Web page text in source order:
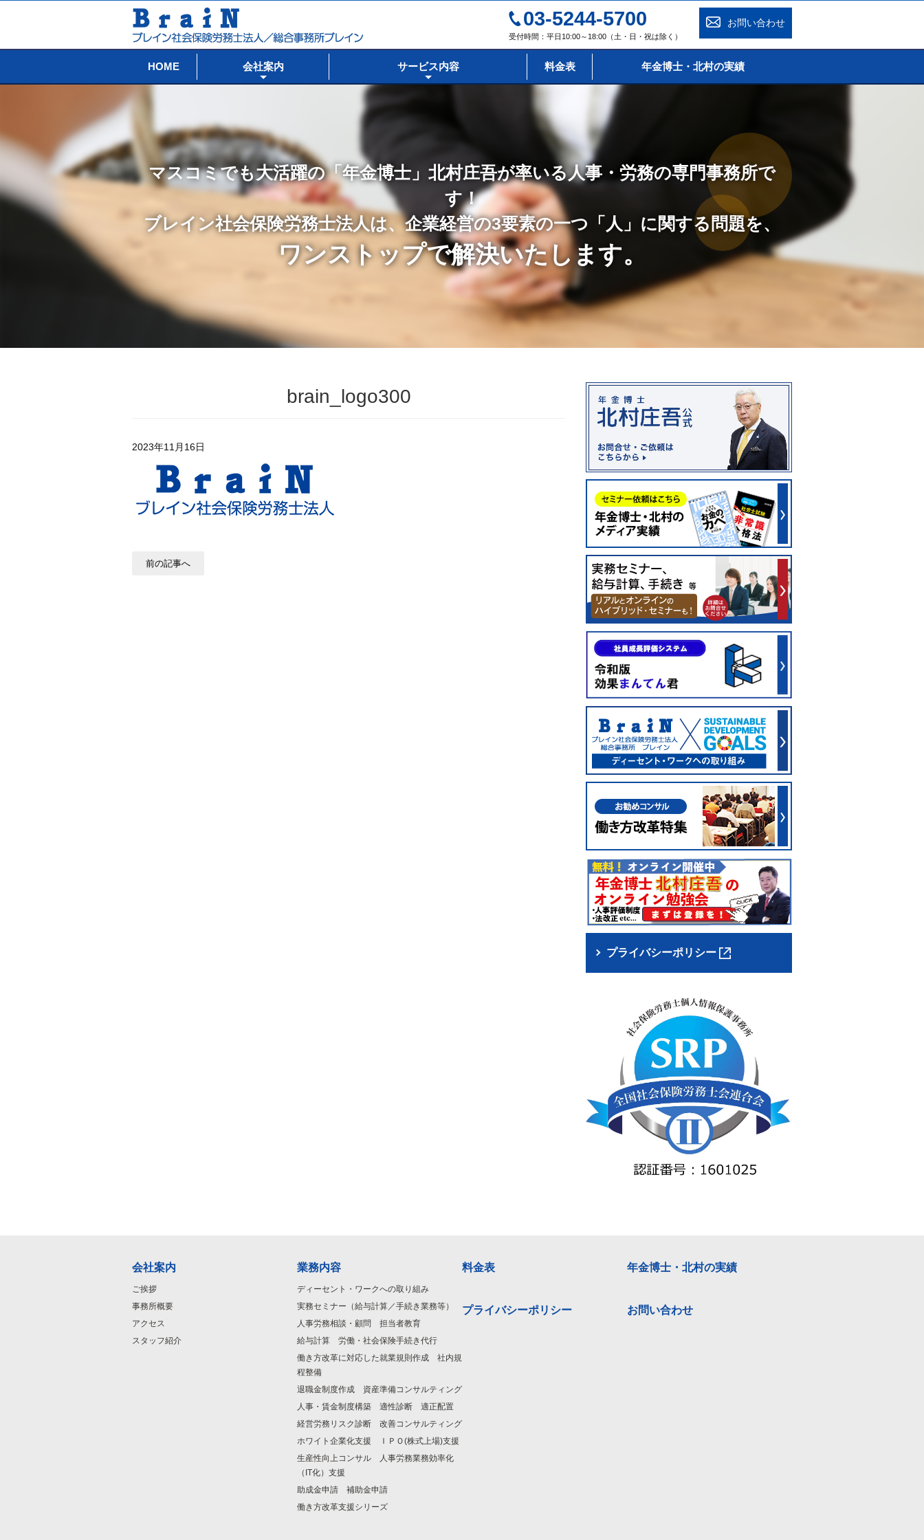
お問い合わせ
03-5244-5700
受付時間：平日10:00～18:00（土・日・祝は除く）
HOME 会社案内 サービス内容 料金表 年金博士・北村の実績
マスコミでも大活躍の「年金博士」北村庄吾が率いる人事・労務の専門事務所で
す！
ブレイン社会保険労務士法人は、企業経営の3要素の一つ「人」に関する問題を、
ワンストップで解決いたします。
brain_logo300
2023年11月16日
前の記事へ
プライバシーポリシー
会社案内
ご挨拶
事務所概要
アクセス
スタッフ紹介
業務内容
ディーセント・ワークへの取り組み
実務セミナー（給与計算／手続き業務等）
人事労務相談・顧問 担当者教育
給与計算 労働・社会保険手続き代行
働き方改革に対応した就業規則作成 社内規
程整備
退職金制度作成 資産準備コンサルティング
人事・賃金制度構築 適性診断 適正配置
経営労務リスク診断 改善コンサルティング
ホワイト企業化支援 ＩＰＯ(株式上場)支援
生産性向上コンサル 人事労務業務効率化
（IT化）支援
助成金申請 補助金申請
働き方改革支援シリーズ
料金表 年金博士・北村の実績
プライバシーポリシー お問い合わせ